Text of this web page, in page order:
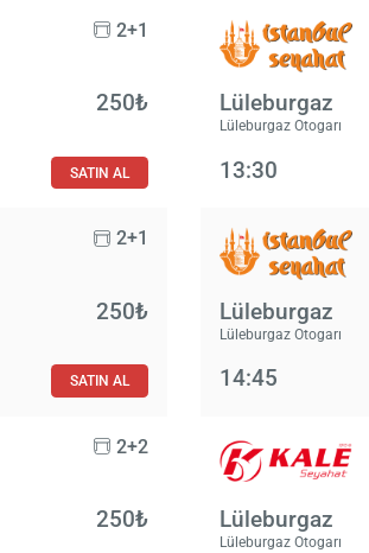
2+1
250₺
SATIN AL
Lüleburgaz
Lüleburgaz Otogarı
13:30
2+1
250₺
SATIN AL
Lüleburgaz
Lüleburgaz Otogarı
14:45
2+2
250₺ Lüleburgaz
Lüleburgaz Otogarı